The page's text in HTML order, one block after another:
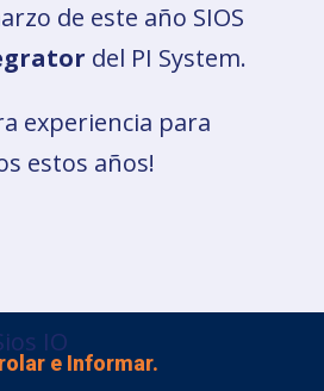
de este año SIOS
del PI System.
experiencia para
estos años!
e Informar.